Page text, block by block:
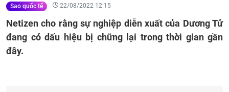
Sao quốc tế 22/08/2022 12:15
Netizen cho rằng sự nghiệp diễn xuất của Dương Tử
đang có dấu hiệu bị chững lại trong thời gian gần
đây.